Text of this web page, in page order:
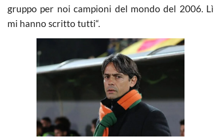
gruppo per noi campioni del mondo del 2006. Lì
mi hanno scritto tutti“.